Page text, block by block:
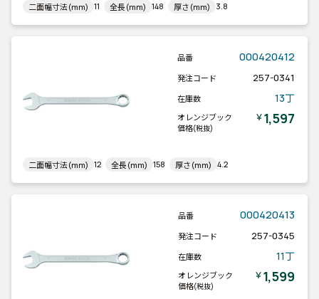
二面幅寸法(mm) 11 全長(mm) 148 厚さ(mm) 3.8
品番 000420412
発注コード 257-0341
在庫数 13丁
オレンジブック
価格(税抜)
￥1,597
二面幅寸法(mm) 12 全長(mm) 158 厚さ(mm) 4.2
品番 000420413
発注コード 257-0345
在庫数 11丁
オレンジブック
価格(税抜)
￥1,599